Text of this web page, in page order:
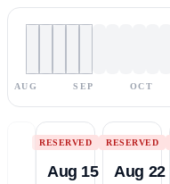
AUG SEP OCT
RESERVED
Aug 15
RESERVED
Aug 22